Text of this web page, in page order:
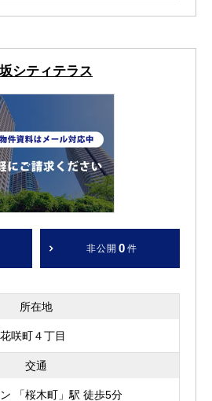
シティテラス
非公開 0 件
所在地
咲町４丁目
交通
「桜木町」駅 徒歩5分